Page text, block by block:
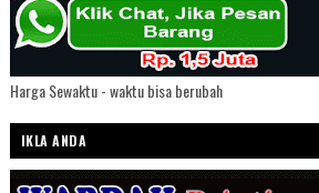
Harga Sewaktu - waktu bisa berubah
IKLA ANDA